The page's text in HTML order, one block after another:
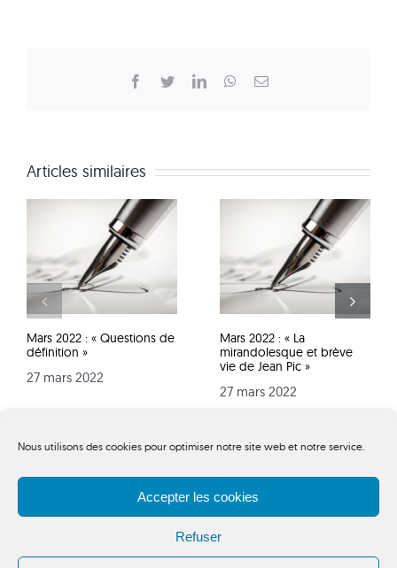
Nous utilisons des cookies pour optimiser notre site web et notre service.
Accepter les cookies
Refuser
Facebook
TwitterLinkedInWhatsApp
Email
Articles similaires
Mars 2022 : « Questions de
définition »
27 mars 2022
Mars 2022 : « La
mirandolesque et brève
vie de Jean Pic »
27 mars 2022
© FNEP 2025. Tous droits réservés -